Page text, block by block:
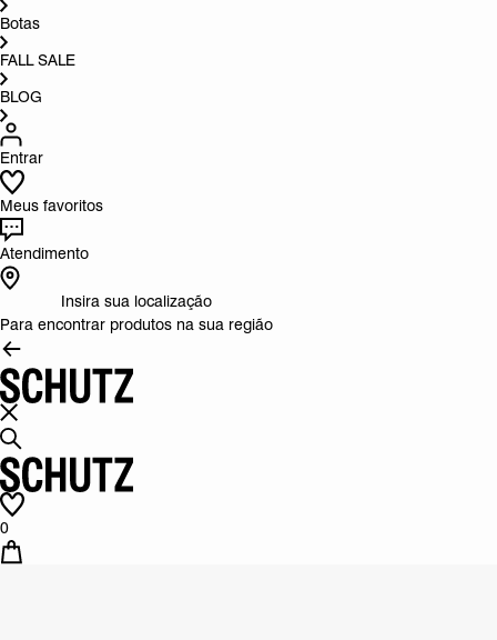
Botas
FALL SALE
BLOG
Entrar
Meus favoritos
Atendimento
Insira sua localização
Para encontrar produtos na sua região
0